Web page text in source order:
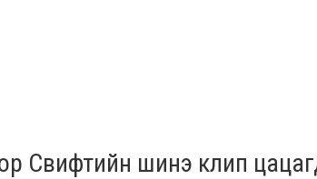
Свифтийн шинэ клип